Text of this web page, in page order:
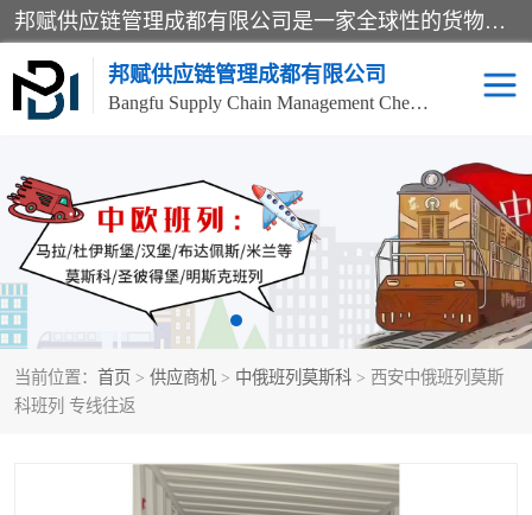
邦赋供应链管理成都有限公司是一家全球性的货物运输代理公司，主要从事：波兰中欧班列、德国中欧班列、出口莫斯科班列、中欧班列进口、蓉欧铁路、成都出口空运等业务，同时亦提供报关、报检、仓储、码头操作等服务。
邦赋供应链管理成都有限公司
Bangfu Supply Chain Management Chengdu Co.,LTD
当前位置： 首页 > 供应商机 > 中俄班列莫斯科 > 西安中俄班列莫斯
科班列 专线往返
进出口门到门 成都中欧班列
国际汽运 国际空运
食品进口物流清关 南美海运
化妆品进口清关物流 国际海运